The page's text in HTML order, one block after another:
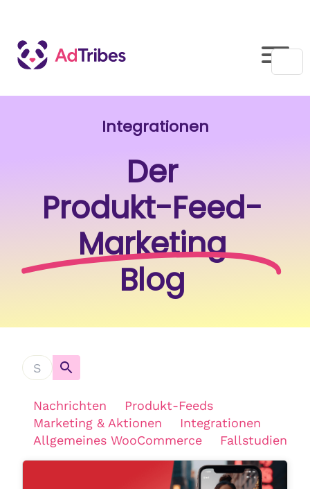
Integrationen
Der
Produkt-Feed-
Marketing
Blog
Nachrichten
Produkt-Feeds
Marketing & Aktionen
Integrationen
Allgemeines WooCommerce
Fallstudien